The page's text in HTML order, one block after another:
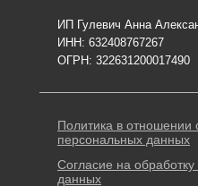
Согласие на
данных
Политика в отношении
персональных данных
ИП Гулевич Анна
ИНН: 632408767267
ОГРН: 322631200017490